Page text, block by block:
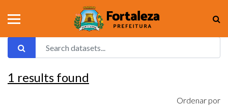
1 results found
Ordenar por